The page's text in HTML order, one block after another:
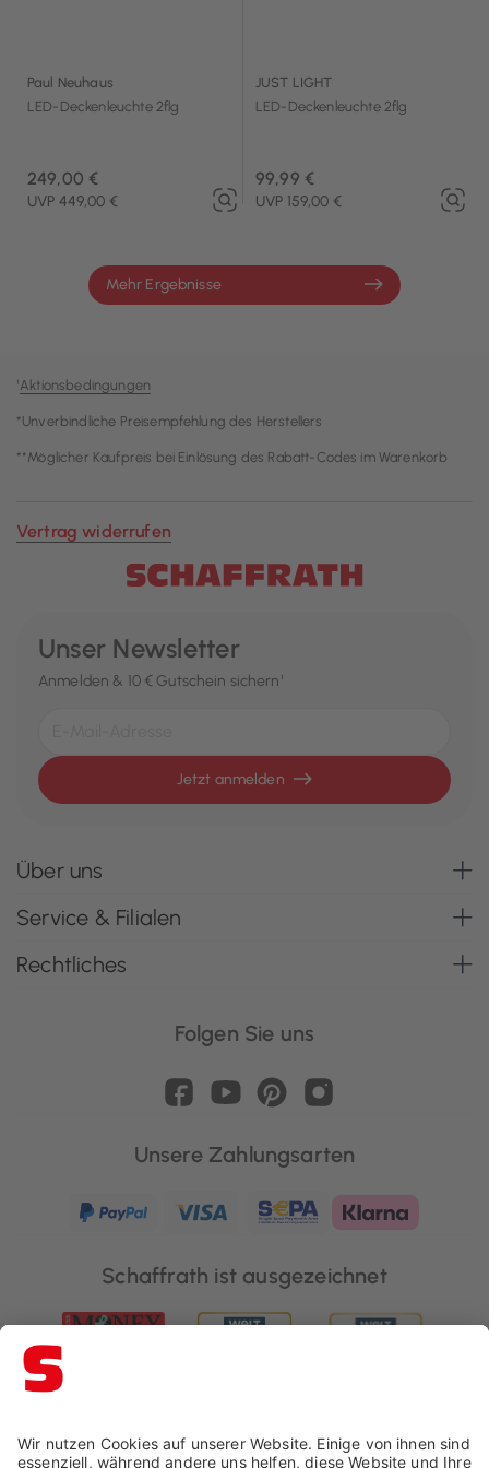
Paul Neuhaus
LED-Deckenleuchte 2flg
249,00 €
UVP 449,00 €
JUST LIGHT
LED-Deckenleuchte 2flg
99,99 €
UVP 159,00 €
Mehr Ergebnisse
¹Aktionsbedingungen
*Unverbindliche Preisempfehlung des Herstellers
**Möglicher Kaufpreis bei Einlösung des Rabatt-Codes im Warenkorb
Vertrag widerrufen
Unser Newsletter
Anmelden & 10 € Gutschein sichern¹
Jetzt anmelden
Über uns
Service & Filialen
Rechtliches
Folgen Sie uns
Unsere Zahlungsarten
Schaffrath ist ausgezeichnet